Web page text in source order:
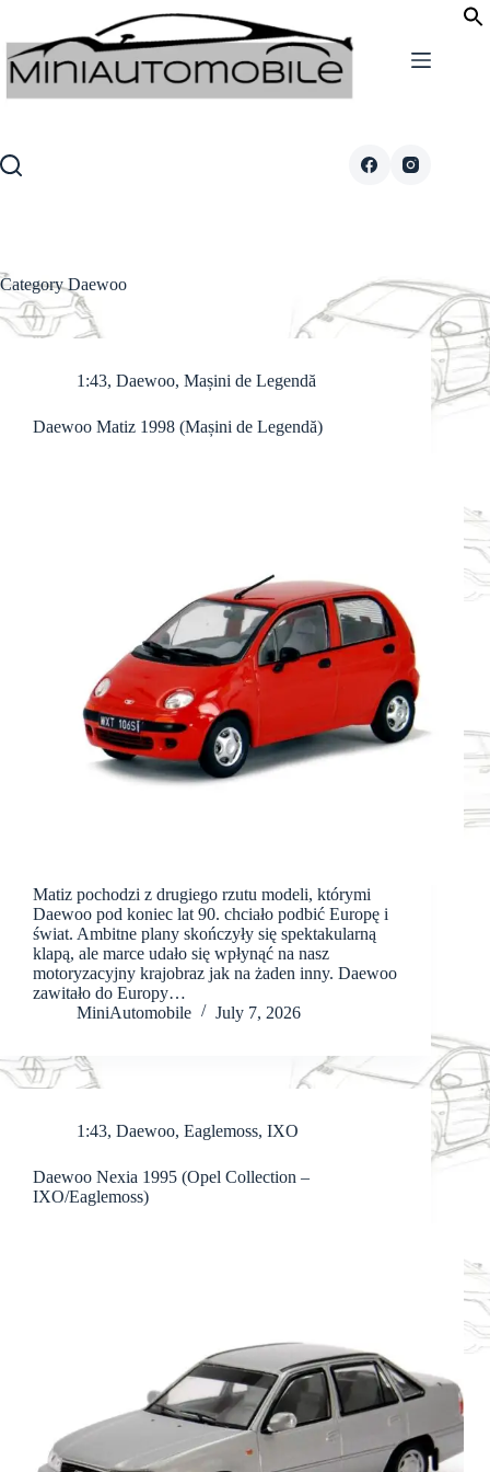
content
CategoryDaewoo
1:43, Daewoo, Mașini de Legendă
Daewoo Matiz 1998 (Mașini de Legendă)
Matiz pochodzi z drugiego rzutu modeli, którymi
Daewoo pod koniec lat 90. chciało podbić Europę i
świat. Ambitne plany skończyły się spektakularną
klapą, ale marce udało się wpłynąć na nasz
motoryzacyjny krajobraz jak na żaden inny. Daewoo
zawitało do Europy…
MiniAutomobile
July 7, 2026
1:43, Daewoo, Eaglemoss, IXO
Daewoo Nexia 1995 (Opel Collection –
IXO/Eaglemoss)